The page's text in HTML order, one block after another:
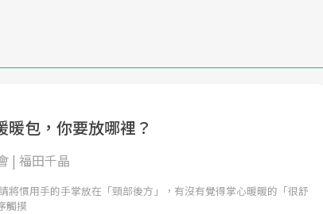
暖包，你要放哪裡？
| 福田千晶
將慣用手的手掌放在「頸部後方」，有沒有覺得掌心暖暖的「很舒
觸摸